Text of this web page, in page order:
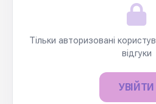
Тільки авторизовані
відгуки
УВІЙТИ